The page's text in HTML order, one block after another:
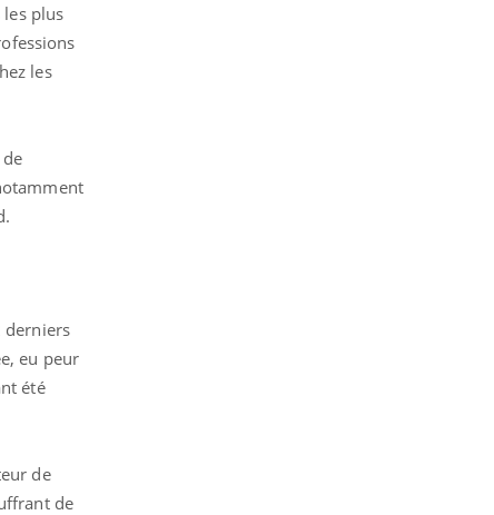
plus
les
derniers
eu peur
été
de
de